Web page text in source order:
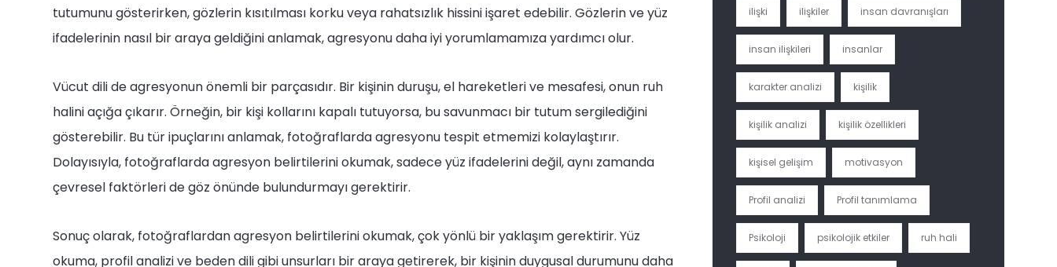
tutumunu gösterirken, gözlerin kısıtılması korku veya rahatsızlık hissini işaret edebilir. Gözlerin ve yüz
ifadelerinin nasıl bir araya geldiğini anlamak, agresyonu daha iyi yorumlamamıza yardımcı olur.
Vücut dili de agresyonun önemli bir parçasıdır. Bir kişinin duruşu, el hareketleri ve mesafesi, onun ruh
halini açığa çıkarır. Örneğin, bir kişi kollarını kapalı tutuyorsa, bu savunmacı bir tutum sergilediğini
gösterebilir. Bu tür ipuçlarını anlamak, fotoğraflarda agresyonu tespit etmemizi kolaylaştırır.
Dolayısıyla, fotoğraflarda agresyon belirtilerini okumak, sadece yüz ifadelerini değil, aynı zamanda
çevresel faktörleri de göz önünde bulundurmayı gerektirir.
Sonuç olarak, fotoğraflardan agresyon belirtilerini okumak, çok yönlü bir yaklaşım gerektirir. Yüz
okuma, profil analizi ve beden dili gibi unsurları bir araya getirerek, bir kişinin duygusal durumunu daha
ilişki ilişkiler insan davranışları
insan ilişkileri insanlar
karakter analizi kişilik
kişilik analizi kişilik özellikleri
kişisel gelişim motivasyon
Profil analizi Profil tanımlama
Psikoloji psikolojik etkiler ruh hali